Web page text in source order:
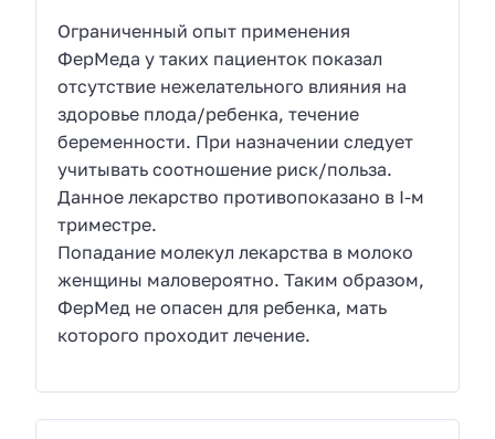
Ограниченный опыт применения
ФерМеда у таких пациенток показал
отсутствие нежелательного влияния на
здоровье плода/ребенка, течение
беременности. При назначении следует
учитывать соотношение риск/польза.
Данное лекарство противопоказано в I-м
триместре.
Попадание молекул лекарства в молоко
женщины маловероятно. Таким образом,
ФерМед не опасен для ребенка, мать
которого проходит лечение.